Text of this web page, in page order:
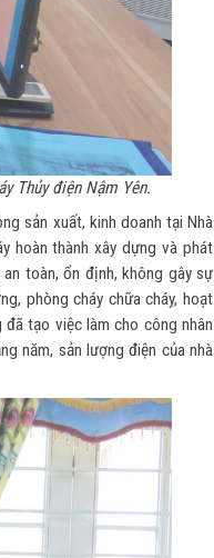
Thủy điện Nậm Yên.
sản xuất, kinh doanh tại Nhà
hoàn thành xây dựng và phát
toàn, ổn định, không gây sự
phòng cháy chữa cháy, hoạt
tạo việc làm cho công nhân
năm, sản lượng điện của nhà